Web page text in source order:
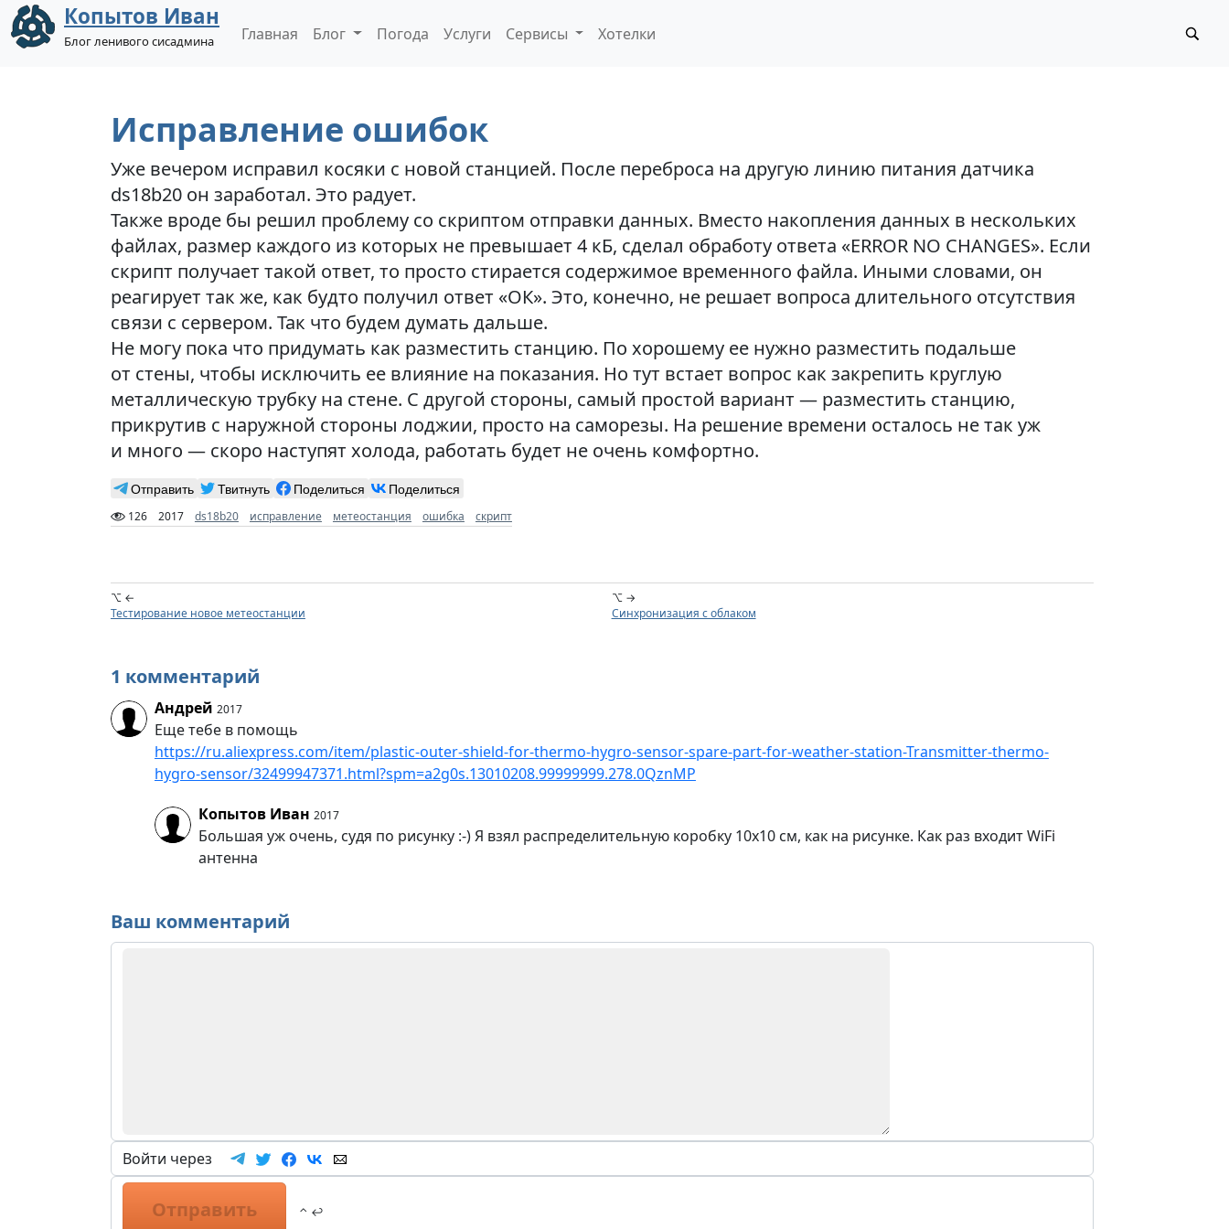
Копытов Иван
Блог ленивого сисадмина Главная Блог Погода Услуги Сервисы Хотелки
Исправление ошибок
Уже вечером исправил косяки с новой станцией. После переброса на другую линию питания датчика
ds18b20 он заработал. Это радует.
Также вроде бы решил проблему со скриптом отправки данных. Вместо накопления данных в нескольких
файлах, размер каждого из которых не превышает 4 кБ, сделал обработу ответа «ERROR NO CHANGES». Если
скрипт получает такой ответ, то просто стирается содержимое временного файла. Иными словами, он
реагирует так же, как будто получил ответ «ОК». Это, конечно, не решает вопроса длительного отсутствия
связи с сервером. Так что будем думать дальше.
Не могу пока что придумать как разместить станцию. По хорошему ее нужно разместить подальше
от стены, чтобы исключить ее влияние на показания. Но тут встает вопрос как закрепить круглую
металлическую трубку на стене. С другой стороны, самый простой вариант — разместить станцию,
прикрутив с наружной стороны лоджии, просто на саморезы. На решение времени осталось не так уж
и много — скоро наступят холода, работать будет не очень комфортно.
Отправить Твитнуть Поделиться Поделиться
126 2017 ds18b20 исправление метеостанция ошибка скрипт
⌥ ←
Тестирование новое метеостанции
⌥ →
Синхронизация с облаком
1 комментарий
Андрей 2017
Еще тебе в помощь
https://ru.aliexpress.com/item/plastic-outer-shield-for-thermo-hygro-sensor-spare-part-for-weather-station-Transmitter-thermo-
hygro-sensor/32499947371.html?spm=a2g0s.13010208.99999999.278.0QznMP
Копытов Иван 2017
Большая уж очень, судя по рисунку :-) Я взял распределительную коробку 10х10 см, как на рисунке. Как раз входит WiFi
антенна
Ваш комментарий
Войти через
Отправить ⌃ ↩